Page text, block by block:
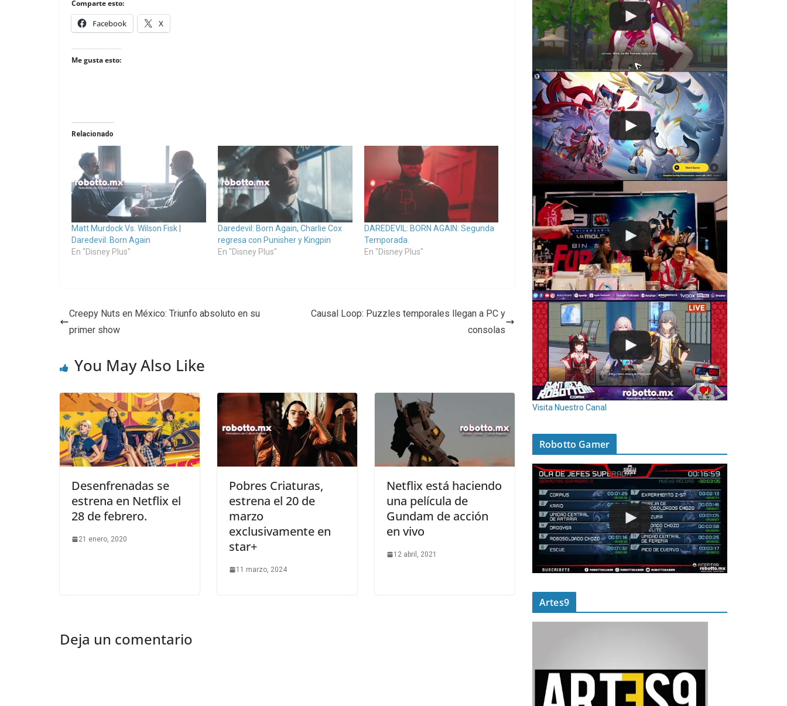
Comparte esto:
Facebook X
Me gusta esto:
Relacionado
Matt Murdock Vs. Wilson Fisk |
Daredevil: Born Again
En "Disney Plus"
Daredevil: Born Again, Charlie Cox
regresa con Punisher y Kingpin
En "Disney Plus"
DAREDEVIL: BORN AGAIN: Segunda
Temporada.
En "Disney Plus"
Creepy Nuts en México: Triunfo absoluto en su
primer show
Causal Loop: Puzzles temporales llegan a PC y
consolas
You May Also Like
Desenfrenadas se
estrena en Netflix el
28 de febrero.
21 enero, 2020
Pobres Criaturas,
estrena el 20 de
marzo
exclusivamente en
star+
11 marzo, 2024
Netflix está haciendo
una película de
Gundam de acción
en vivo
12 abril, 2021
Deja un comentario
Visita Nuestro Canal
Robotto Gamer
Artes9